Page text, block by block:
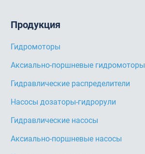
Продукция
Гидромоторы
Аксиально-поршневые гидромоторы
Гидравлические распределители
Насосы дозаторы-гидрорули
Гидравлические насосы
Аксиально-поршневые насосы